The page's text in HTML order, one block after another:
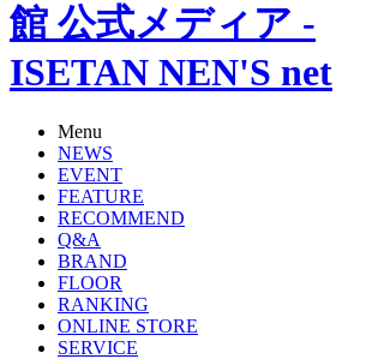
館 公式メディア -
ISETAN NEN'S net
Menu
NEWS
EVENT
FEATURE
RECOMMEND
Q&A
BRAND
FLOOR
RANKING
ONLINE STORE
SERVICE